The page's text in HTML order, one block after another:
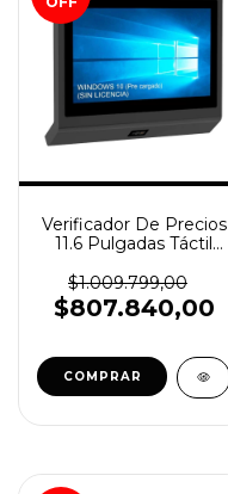
Verificador De Precios
11.6 Pulgadas Táctil
107668)
$1.009.799,00
$807.840,00
COMPRAR